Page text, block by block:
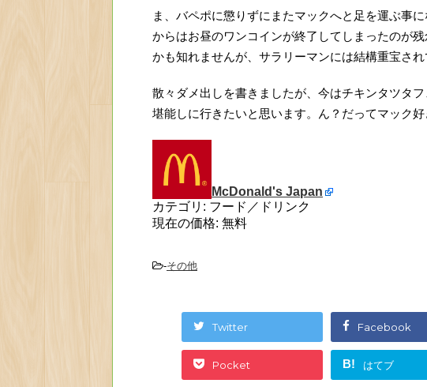
ま、バペポに懲りずにまたマックへと足を運ぶ事
からはお昼のワンコインが終了してしまったのが
かも知れませんが、サラリーマンには結構重宝され
散々ダメ出しを書きましたが、今はチキンタツタ
堪能しに行きたいと思います。ん？だってマック好
McDonald's Japan
カテゴリ: フード／ドリンク
現在の価格: 無料
-その他
Twitter Facebook
Pocket B! はてブ